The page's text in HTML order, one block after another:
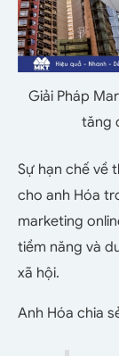
Giải Pháp
tăng
Sự hạn chế về
cho anh Hóa
marketing
tiềm năng và
xã hội.
Anh Hóa chia